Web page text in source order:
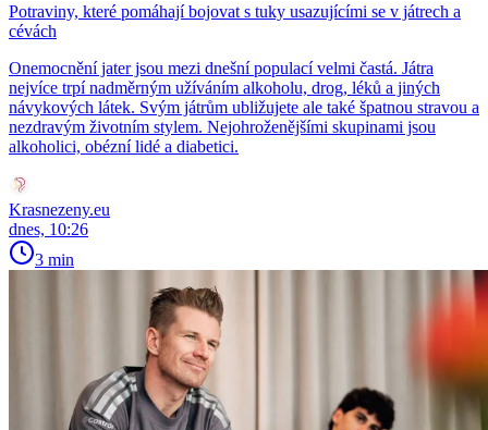
Potraviny, které pomáhají bojovat s tuky usazujícími se v játrech a
cévách
Onemocnění jater jsou mezi dnešní populací velmi častá. Játra
nejvíce trpí nadměrným užíváním alkoholu, drog, léků a jiných
návykových látek. Svým játrům ubližujete ale také špatnou stravou a
nezdravým životním stylem. Nejohroženějšími skupinami jsou
alkoholici, obézní lidé a diabetici.
Krasnezeny.eu
dnes, 10:26
3 min